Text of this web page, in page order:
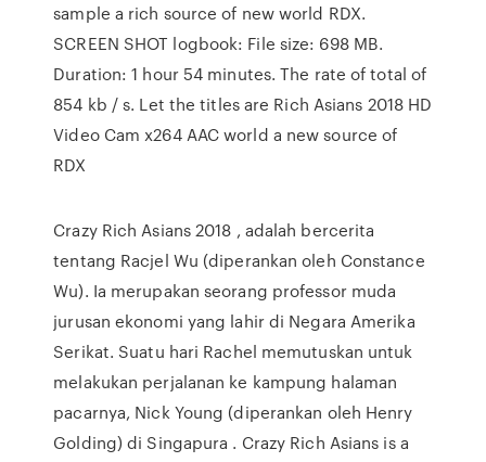
sample a rich source of new world RDX.
SCREEN SHOT logbook: File size: 698 MB.
Duration: 1 hour 54 minutes. The rate of total of
854 kb / s. Let the titles are Rich Asians 2018 HD
Video Cam x264 AAC world a new source of
RDX
Crazy Rich Asians 2018 , adalah bercerita
tentang Racjel Wu (diperankan oleh Constance
Wu). Ia merupakan seorang professor muda
jurusan ekonomi yang lahir di Negara Amerika
Serikat. Suatu hari Rachel memutuskan untuk
melakukan perjalanan ke kampung halaman
pacarnya, Nick Young (diperankan oleh Henry
Golding) di Singapura . Crazy Rich Asians is a